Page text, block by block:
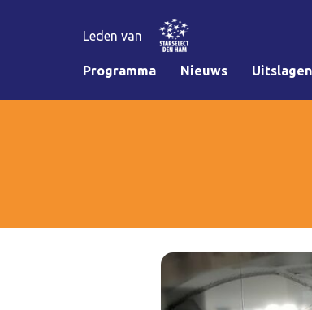
Leden van
Programma Nieuws Uitslagen